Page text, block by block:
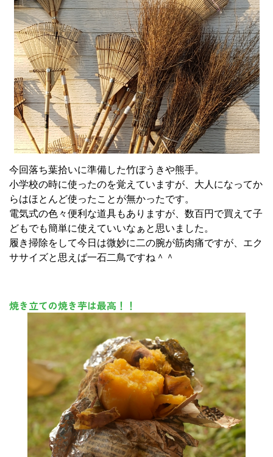
今回落ち葉拾いに準備した竹ぼうきや熊手。
小学校の時に使ったのを覚えていますが、大人になってか
らはほとんど使ったことが無かったです。
電気式の色々便利な道具もありますが、数百円で買えて子
どもでも簡単に使えていいなぁと思いました。
履き掃除をして今日は微妙に二の腕が筋肉痛ですが、エク
ササイズと思えば一石二鳥ですね＾＾
焼き立ての焼き芋は最高！！